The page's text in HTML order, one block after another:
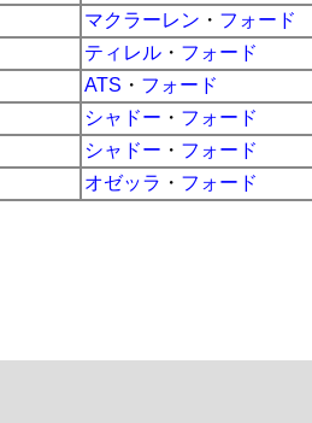
マクラーレン ・ フォード
ティレル ・ フォード
ATS ・ フォード
シャドー ・ フォード
シャドー ・ フォード
オゼッラ ・ フォード